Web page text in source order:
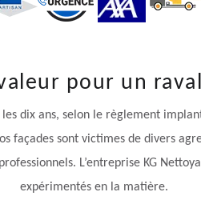
pour un
dix ans, selon le règlement
façades sont victimes de divers
L’entreprise KG
expérimentés en la matière.